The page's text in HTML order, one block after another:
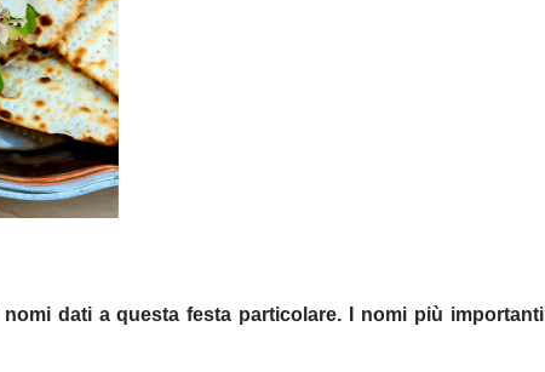
dati a questa festa particolare. I nomi più importanti